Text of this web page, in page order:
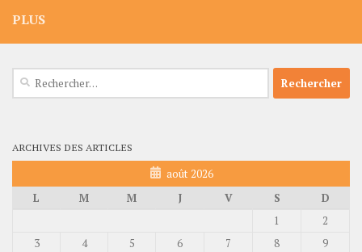
PLUS
Rechercher :
ARCHIVES DES ARTICLES
août 2026
L
M M J V S
D
1
2
3
4 5 6 7 8
9